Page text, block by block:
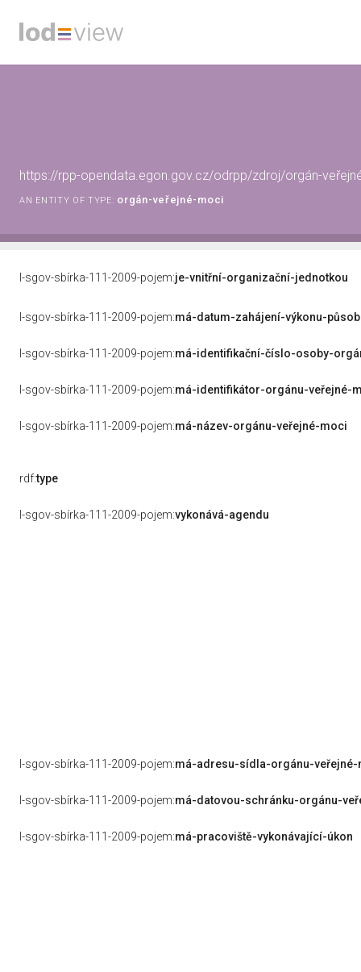
https://rpp-opendata.egon.gov.cz/odrpp/zdroj/orgán-
AN ENTITY OF TYPE: orgán-veřejné-moci
l-sgov-sbírka-111-2009-pojem:je-vnitřní-organizační-jednotkou
l-sgov-sbírka-111-2009-pojem:má-datum-zahájení-výkonu-
l-sgov-sbírka-111-2009-pojem:má-identifikační-číslo-osoby-
l-sgov-sbírka-111-2009-pojem:má-identifikátor-orgánu-veřejné-
l-sgov-sbírka-111-2009-pojem:má-název-orgánu-veřejné-moci
rdf:type
l-sgov-sbírka-111-2009-pojem:vykonává-agendu
l-sgov-sbírka-111-2009-pojem:má-adresu-sídla-orgánu-
l-sgov-sbírka-111-2009-pojem:má-datovou-schránku-orgánu-
l-sgov-sbírka-111-2009-pojem:má-pracoviště-vykonávající-úkon